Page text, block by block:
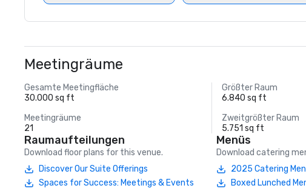
Meetingräume
Gesamte Meetingfläche
30.000 sq ft
Größter Raum
6.840 sq ft
Meetingräume
21
Zweitgrößter Raum
5.751 sq ft
Raumaufteilungen
Download floor plans for this venue.
Discover Our Suite Offerings
Spaces for Success: Meetings & Events
Menüs
Download catering
2025 Catering
Boxed Lunched